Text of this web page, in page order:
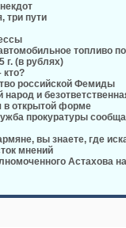
три пути
топливо
г. (в рублях)
кто?
российской Фемиды
народ и
в открытой форме
прокуратуры
вы знаете, где
мнений
Астахова